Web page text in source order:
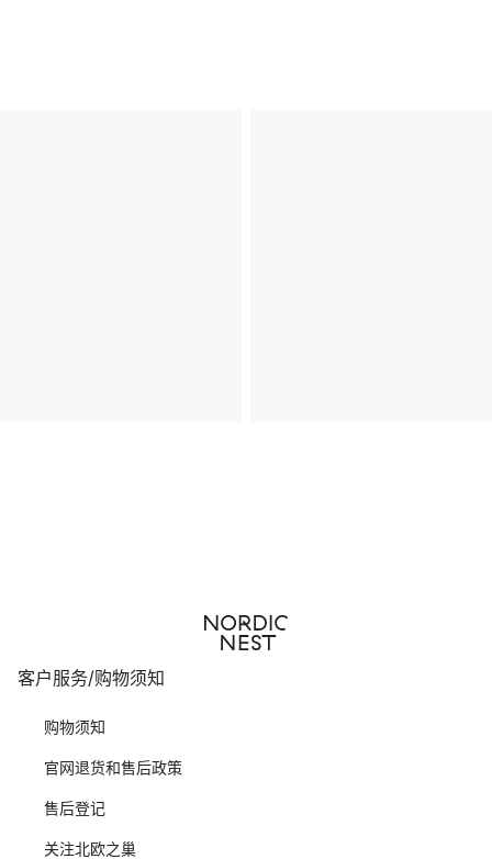
客户服务/购物须知
购物须知
官网退货和售后政策
售后登记
关注北欧之巢